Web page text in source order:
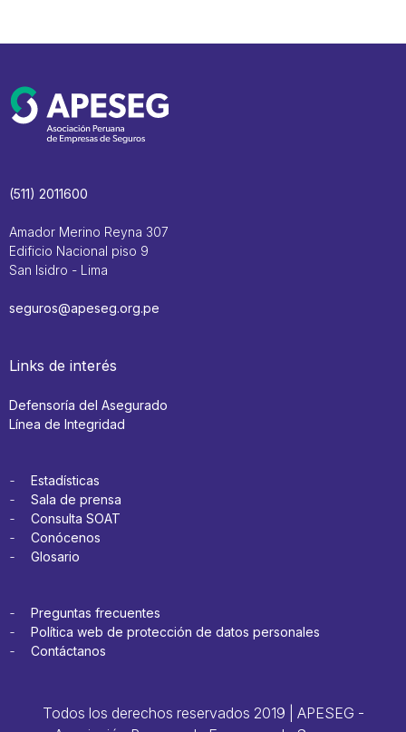
(511) 2011600
Amador Merino Reyna 307
Edificio Nacional piso 9
San Isidro - Lima
seguros@apeseg.org.pe
Links de interés
Defensoría del Asegurado
Línea de Integridad
Estadísticas
Sala de prensa
Consulta SOAT
Conócenos
Glosario
Preguntas frecuentes
Política web de protección de datos personales
Contáctanos
Todos los derechos reservados 2019 | APESEG -